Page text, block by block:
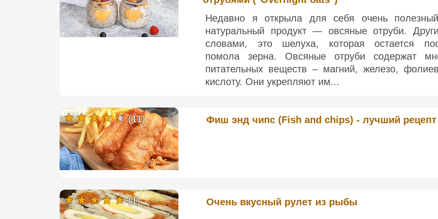
Недавно я открыла для себя очень
натуральный продукт — овсяные отруби.
словами, это шелуха, которая остается
помола зерна. Овсяные отруби содержат
питательных веществ – магний, железо,
кислоту. Они укрепляют им...
Фиш энд чипс (Fish and chips) - лучший рецепт
(11)
Очень вкусный рулет из рыбы
(1)